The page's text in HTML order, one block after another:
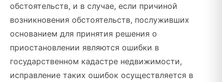
обстоятельств, и в случае, если причиной
возникновения обстоятельств, послуживших
основанием для принятия решения о
приостановлении являются ошибки в
государственном кадастре недвижимости,
исправление таких ошибок осуществляется в